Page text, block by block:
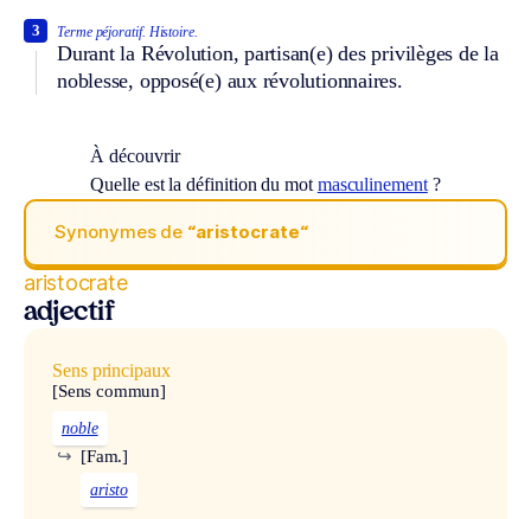
Terme péjoratif. Histoire.
Durant la Révolution, partisan(e) des privilèges de la
noblesse, opposé(e) aux révolutionnaires.
3
À découvrir
Quelle est la définition du mot masculinement?
Synonymes de “aristocrate“
aristocrate
adjectif
Sens principaux
[Sens commun]
noble
[Fam.]
↪
aristo